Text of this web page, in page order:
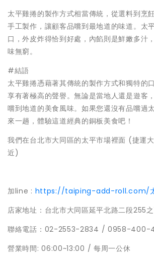
太平雞捲的製作方式相當傳統，從選料到烹
手工製作，讓顧客品嚐到最地道的味道。太
口，外皮炸得恰到好處，內餡則是鮮嫩多汁
味無窮。
#結語
太平雞捲憑藉著其傳統的製作方式和獨特的
享有著極高的聲譽。無論是當地人還是遊客
嚐到地道的美食風味。如果您還沒有品嚐過
來一趟，體驗這道經典的銅板美食吧！
我們在台北市大同區的太平市場裡面 (捷運
近)
加line : https://taiping-add-roll.com/
店家地址：台北市大同區延平北路二段255
聯絡電話：02-2553-2834 / 0958-400-
營業時間: 06:00~13:00 / 每周一公休